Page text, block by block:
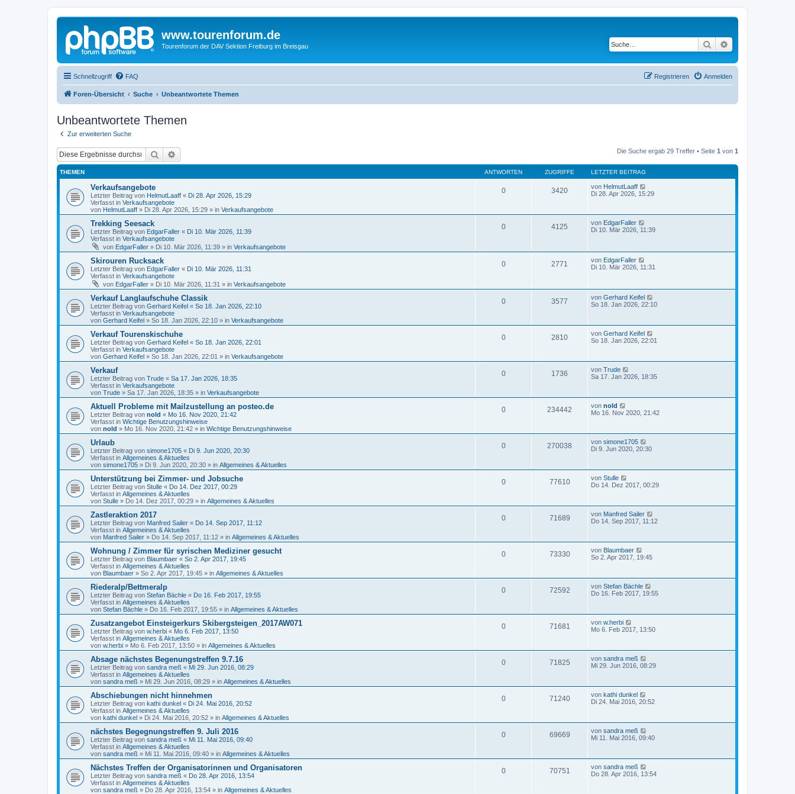
www.tourenforum.de
Tourenforum der DAV Sektion Freiburg im Breisgau Suche
Schnellzugriff FAQ Anmelden
Registrieren
Foren-Übersicht Suche Unbeantwortete Themen
Unbeantwortete Themen
Zur erweiterten Suche
Suche Die Suche ergab 29 Treffer • Seite 1 von 1
THEMEN ANTWORTEN ZUGRIFFE LETZTER BEITRAG
Verkaufsangebote
Letzter Beitrag von HelmutLaaff « Di 28. Apr 2026, 15:29
Verfasst in Verkaufsangebote
von HelmutLaaff » Di 28. Apr 2026, 15:29 » in Verkaufsangebote
0 3420 von HelmutLaaff
Di 28. Apr 2026, 15:29
Trekking Seesack
Letzter Beitrag von EdgarFaller « Di 10. Mär 2026, 11:39
Verfasst in Verkaufsangebote
von EdgarFaller » Di 10. Mär 2026, 11:39 » in Verkaufsangebote
0 4125 von EdgarFaller
Di 10. Mär 2026, 11:39
Skirouren Rucksack
Letzter Beitrag von EdgarFaller « Di 10. Mär 2026, 11:31
Verfasst in Verkaufsangebote
von EdgarFaller » Di 10. Mär 2026, 11:31 » in Verkaufsangebote
0 2771 von EdgarFaller
Di 10. Mär 2026, 11:31
Verkauf Langlaufschuhe Classik
Letzter Beitrag von Gerhard Keifel « So 18. Jan 2026, 22:10
Verfasst in Verkaufsangebote
von Gerhard Keifel » So 18. Jan 2026, 22:10 » in Verkaufsangebote
0 3577 von Gerhard Keifel
So 18. Jan 2026, 22:10
Verkauf Tourenskischuhe
Letzter Beitrag von Gerhard Keifel « So 18. Jan 2026, 22:01
Verfasst in Verkaufsangebote
von Gerhard Keifel » So 18. Jan 2026, 22:01 » in Verkaufsangebote
0 2810 von Gerhard Keifel
So 18. Jan 2026, 22:01
Verkauf
Letzter Beitrag von Trude « Sa 17. Jan 2026, 18:35
Verfasst in Verkaufsangebote
von Trude » Sa 17. Jan 2026, 18:35 » in Verkaufsangebote
0 1736 von Trude
Sa 17. Jan 2026, 18:35
Aktuell Probleme mit Mailzustellung an posteo.de
Letzter Beitrag von nold « Mo 16. Nov 2020, 21:42
Verfasst in Wichtige Benutzungshinweise
von nold » Mo 16. Nov 2020, 21:42 » in Wichtige Benutzungshinweise
0 234442 von nold
Mo 16. Nov 2020, 21:42
Urlaub
Letzter Beitrag von simone1705 « Di 9. Jun 2020, 20:30
Verfasst in Allgemeines & Aktuelles
von simone1705 » Di 9. Jun 2020, 20:30 » in Allgemeines & Aktuelles
0 270038 von simone1705
Di 9. Jun 2020, 20:30
Unterstützung bei Zimmer- und Jobsuche
Letzter Beitrag von Stulle « Do 14. Dez 2017, 00:29
Verfasst in Allgemeines & Aktuelles
von Stulle » Do 14. Dez 2017, 00:29 » in Allgemeines & Aktuelles
0 77610 von Stulle
Do 14. Dez 2017, 00:29
Zastleraktion 2017
Letzter Beitrag von Manfred Sailer « Do 14. Sep 2017, 11:12
Verfasst in Allgemeines & Aktuelles
von Manfred Sailer » Do 14. Sep 2017, 11:12 » in Allgemeines & Aktuelles
0 71689 von Manfred Sailer
Do 14. Sep 2017, 11:12
Wohnung / Zimmer für syrischen Mediziner gesucht
Letzter Beitrag von Blaumbaer « So 2. Apr 2017, 19:45
Verfasst in Allgemeines & Aktuelles
von Blaumbaer » So 2. Apr 2017, 19:45 » in Allgemeines & Aktuelles
0 73330 von Blaumbaer
So 2. Apr 2017, 19:45
Riederalp/Bettmeralp
Letzter Beitrag von Stefan Bächle « Do 16. Feb 2017, 19:55
Verfasst in Allgemeines & Aktuelles
von Stefan Bächle » Do 16. Feb 2017, 19:55 » in Allgemeines & Aktuelles
0 72592 von Stefan Bächle
Do 16. Feb 2017, 19:55
Zusatzangebot Einsteigerkurs Skibergsteigen_2017AW071
Letzter Beitrag von w.herbi « Mo 6. Feb 2017, 13:50
Verfasst in Allgemeines & Aktuelles
von w.herbi » Mo 6. Feb 2017, 13:50 » in Allgemeines & Aktuelles
0 71681 von w.herbi
Mo 6. Feb 2017, 13:50
Absage nächstes Begenungstreffen 9.7.16
Letzter Beitrag von sandra meß « Mi 29. Jun 2016, 08:29
Verfasst in Allgemeines & Aktuelles
von sandra meß » Mi 29. Jun 2016, 08:29 » in Allgemeines & Aktuelles
0 71825 von sandra meß
Mi 29. Jun 2016, 08:29
Abschiebungen nicht hinnehmen
Letzter Beitrag von kathi dunkel « Di 24. Mai 2016, 20:52
Verfasst in Allgemeines & Aktuelles
von kathi dunkel » Di 24. Mai 2016, 20:52 » in Allgemeines & Aktuelles
0 71240 von kathi dunkel
Di 24. Mai 2016, 20:52
nächstes Begegnungstreffen 9. Juli 2016
Letzter Beitrag von sandra meß « Mi 11. Mai 2016, 09:40
Verfasst in Allgemeines & Aktuelles
von sandra meß » Mi 11. Mai 2016, 09:40 » in Allgemeines & Aktuelles
0 69669 von sandra meß
Mi 11. Mai 2016, 09:40
Nächstes Treffen der Organisatorinnen und Organisatoren
Letzter Beitrag von sandra meß « Do 28. Apr 2016, 13:54
Verfasst in Allgemeines & Aktuelles
von sandra meß » Do 28. Apr 2016, 13:54 » in Allgemeines & Aktuelles
0 70751 von sandra meß
Do 28. Apr 2016, 13:54